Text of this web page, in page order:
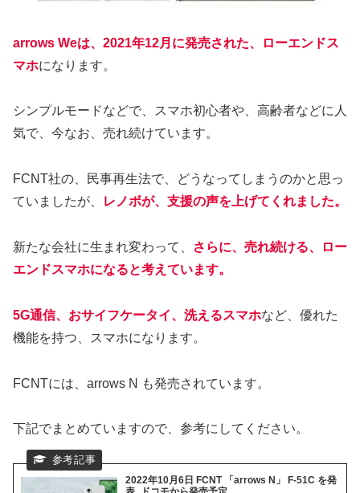
arrows Weは、2021年12月に発売された、ローエンドス
マホになります。
シンプルモードなどで、スマホ初心者や、高齢者などに人
気で、今なお、売れ続けています。
FCNT社の、民事再生法で、どうなってしまうのかと思っ
ていましたが、
レノボが、支援の声を上げてくれました。
新たな会社に生まれ変わって、
さらに、売れ続ける、ロー
エンドスマホになると考えています。
5G通信、おサイフケータイ、洗えるスマホなど、優れた
機能を持つ、スマホになります。
FCNTには、arrows N も発売されています。
下記でまとめていますので、参考にしてください。
2022年10月6日 FCNT 「arrows N」 F-51C を発